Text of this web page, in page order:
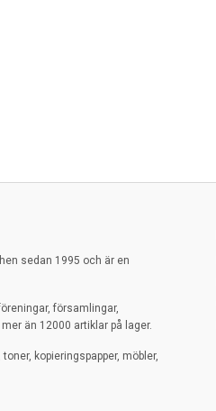
sedan 1995 och är en
församlingar,
än 12000 artiklar på lager.
kopieringspapper, möbler,